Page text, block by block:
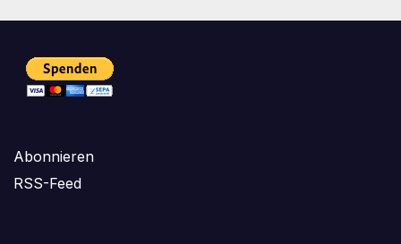
Abonnieren
RSS-Feed